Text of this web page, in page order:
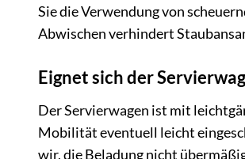
Sie die Verwendung von
Abwischen verhindert
Eignet sich der
Der Servierwagen ist mit
Mobilität eventuell leicht
wir, die Beladung nicht